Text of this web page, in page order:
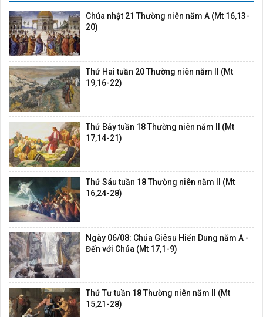
Chúa nhật 21 Thường niên năm A (Mt 16,13-
20)
Thứ Hai tuần 20 Thường niên năm II (Mt
19,16-22)
Thứ Bảy tuần 18 Thường niên năm II (Mt
17,14-21)
Thứ Sáu tuần 18 Thường niên năm II (Mt
16,24-28)
Ngày 06/08: Chúa Giêsu Hiển Dung năm A -
Đến với Chúa (Mt 17,1-9)
Thứ Tư tuần 18 Thường niên năm II (Mt
15,21-28)